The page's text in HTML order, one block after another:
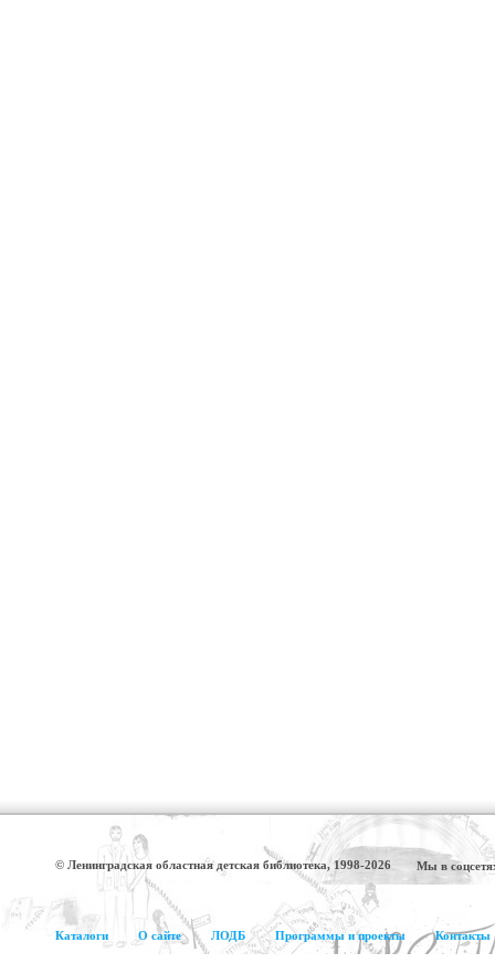
© Ленинградская областная детская библиотека, 1998-2026 Мы в
Каталоги О сайте ЛОДБ Программы и проекты Контакты